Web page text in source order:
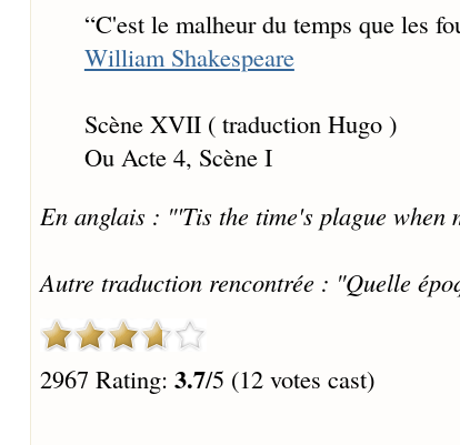
“C'est le malheur du temps que les
William Shakespeare
Scène XVII ( traduction Hugo )
Ou Acte 4, Scène I
En anglais : "'Tis the time's plague when
Autre traduction rencontrée : "Quelle
2967 Rating: 3.7/5 (12 votes cast)